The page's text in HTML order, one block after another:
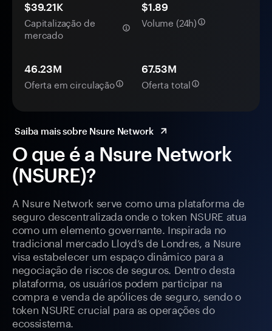
O que é a Nsure Network
(NSURE)?
A Nsure Network serve como uma plataforma de
seguro descentralizada onde o token NSURE atua
como um elemento governante. Inspirada no
tradicional mercado Lloyd’s de Londres, a Nsure
visa estabelecer um espaço dinâmico para a
negociação de riscos de seguros. Dentro desta
plataforma, os usuários podem participar na
compra e venda de apólices de seguro, sendo o
token NSURE crucial para as operações do
ecossistema.
$39.21K
Capitalização de
mercado
$1.89
Volume (24h)
46.23M
Oferta em circulação
67.53M
Oferta total
Saiba mais sobre Nsure Network